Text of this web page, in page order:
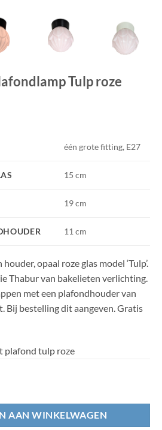
Tulp roze
één grote fitting, E27
15 cm
19 cm
11 cm
opaal roze glas model ‘Tulp’.
Thabur van bakelieten verlichting.
met een plafondhouder van
Bij bestelling dit aangeven. Gratis
plafond tulp roze
AAN WINKELWAGEN